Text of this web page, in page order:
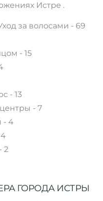
Истре .
за волосами - 69
- 15
- 13
- 7
- 4
2
ГОРОДА ИСТРЫ